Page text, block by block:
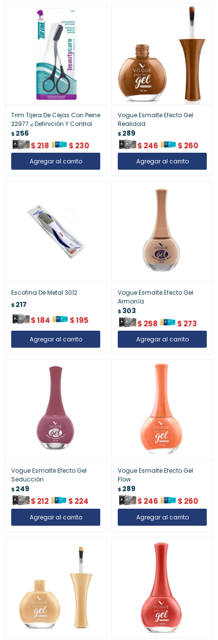
Trim Tijera De Cejas Con Peine
22977 ¿ Definición Y Control
$256
$ 218 $ 230
Vogue Esmalte Efecto Gel
Realidad
$289
$ 246 $ 260
Escofina De Metal 3012
$217
$184 $195
Vogue Esmalte Efecto Gel
Armonía
$303
$ 258 $ 273
Vogue Esmalte Efecto Gel
Seducción
$249
$ 212 $ 224
Vogue Esmalte Efecto Gel
Flow
$289
$ 246 $ 260